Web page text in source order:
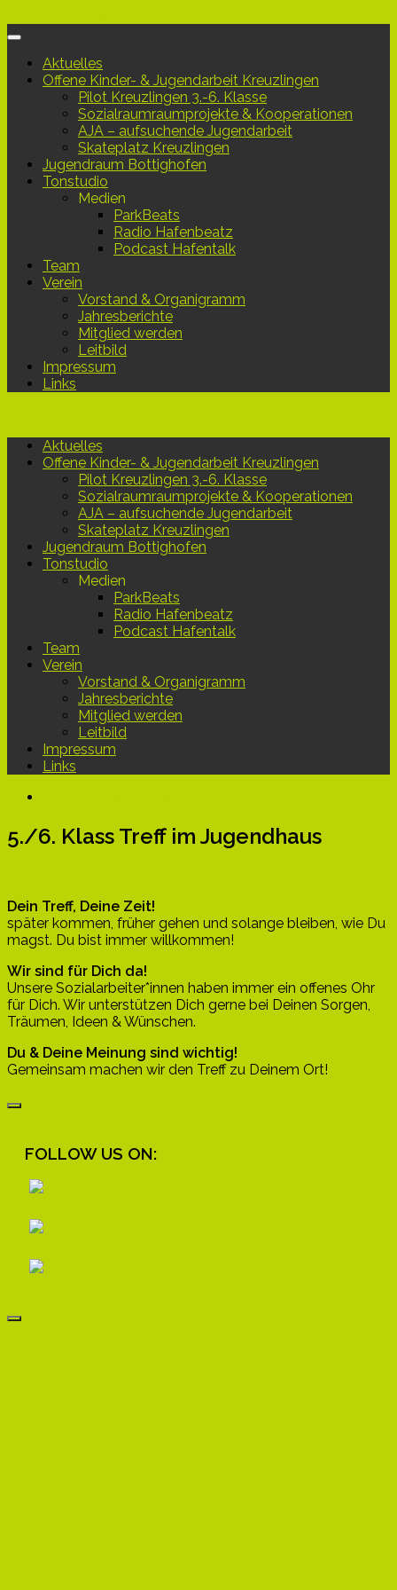
Aktuelles
Offene Kinder- & Jugendarbeit Kreuzlingen
Pilot Kreuzlingen 3.-6. Klasse
Sozialraumraumprojekte & Kooperationen
AJA – aufsuchende Jugendarbeit
Skateplatz Kreuzlingen
Jugendraum Bottighofen
Tonstudio
Medien
ParkBeats
Radio Hafenbeatz
Podcast Hafentalk
Team
Verein
Vorstand & Organigramm
Jahresberichte
Mitglied werden
Leitbild
Impressum
Links
Aktuelles
Offene Kinder- & Jugendarbeit Kreuzlingen
Pilot Kreuzlingen 3.-6. Klasse
Sozialraumraumprojekte & Kooperationen
AJA – aufsuchende Jugendarbeit
Skateplatz Kreuzlingen
Jugendraum Bottighofen
Tonstudio
Medien
ParkBeats
Radio Hafenbeatz
Podcast Hafentalk
Team
Verein
Vorstand & Organigramm
Jahresberichte
Mitglied werden
Leitbild
Impressum
Links
5./6. Klass Treff im Jugendhaus
Dein Treff, Deine Zeit!
später kommen, früher gehen und solange bleiben, wie Du
magst. Du bist immer willkommen!
Wir sind für Dich da!
Unsere Sozialarbeiter*innen haben immer ein offenes Ohr
für Dich. Wir unterstützen Dich gerne bei Deinen Sorgen,
Träumen, Ideen & Wünschen.
Du & Deine Meinung sind wichtig!
Gemeinsam machen wir den Treff zu Deinem Ort!
FOLLOW US ON: